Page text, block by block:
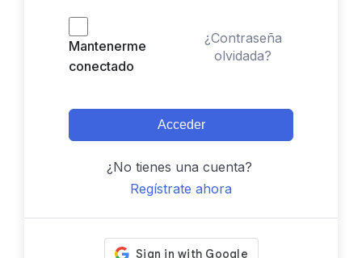
Mantenerme
conectado
¿Contraseña
olvidada?
Acceder
¿No tienes una cuenta?
Regístrate ahora